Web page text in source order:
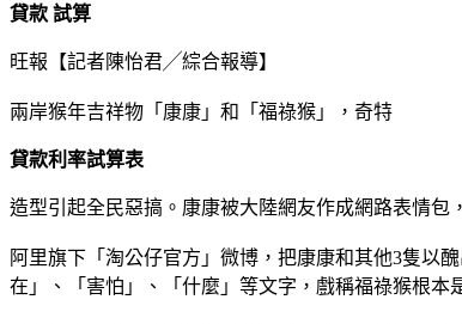
貸款 試算
旺報【記者陳怡君╱綜合報導】
兩岸猴年吉祥物「康康」和「福祿猴」，奇特
貸款利率試算表
造型引起全民惡搞。康康被大陸網友作成網路表情包
阿里旗下「淘公仔官方」微博，把康康和其他3隻以
在」、「害怕」、「什麼」等文字，戲稱福祿猴根本